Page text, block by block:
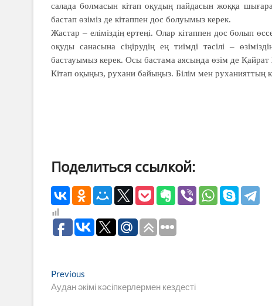
салада бол­ма­сын кітап оқудың пайдасын жоққа
бастап өзіміз де кітаппен дос болуымыз керек.
Жастар – еліміздің ертеңі. Олар кітаппен дос болып
оқуды санасына сіңірудің ең тиімді тәсілі –
бастауымыз керек. Осы бастама аясында өзім де
Кітап оқыңыз, рухани байыңыз. Білім мен руханияттың
Поделиться ссылкой:
Навигация
по
Previous
post:
Аудан әкімі кәсіпкерлермен кездесті